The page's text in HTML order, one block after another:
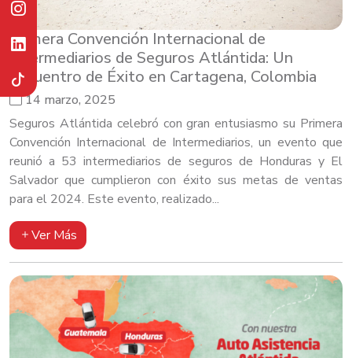
Primera Convención Internacional de
Intermediarios de Seguros Atlántida: Un
Encuentro de Éxito en Cartagena, Colombia
14 marzo, 2025
Seguros Atlántida celebró con gran entusiasmo su Primera
Convención Internacional de Intermediarios, un evento que
reunió a 53 intermediarios de seguros de Honduras y El
Salvador que cumplieron con éxito sus metas de ventas
para el 2024. Este evento, realizado...
Ver Más